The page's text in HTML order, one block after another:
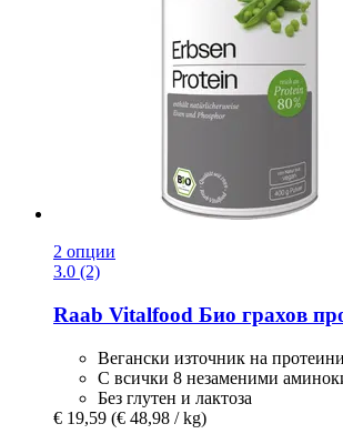
2 опции
3.0 (2)
Raab Vitalfood Био грахов
Вегански източник на протеини
С всички 8 незаменими
Без глутен и лактоза
€ 19,59 (€ 48,98 / kg)